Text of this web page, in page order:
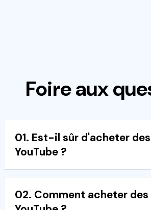
Foire aux
01. Est-il sûr d'acheter
YouTube ?
recevrez de Bulkoid proviennent
réels, ce qui signifie que la
02. Comment acheter des